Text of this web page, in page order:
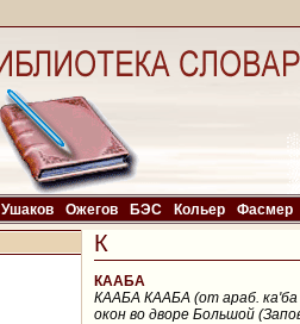
Ушаков Ожегов БЭС Кольер Фасмер
К
КААБА
КААБА КААБА (от араб. ка'ба
окон во дворе Большой